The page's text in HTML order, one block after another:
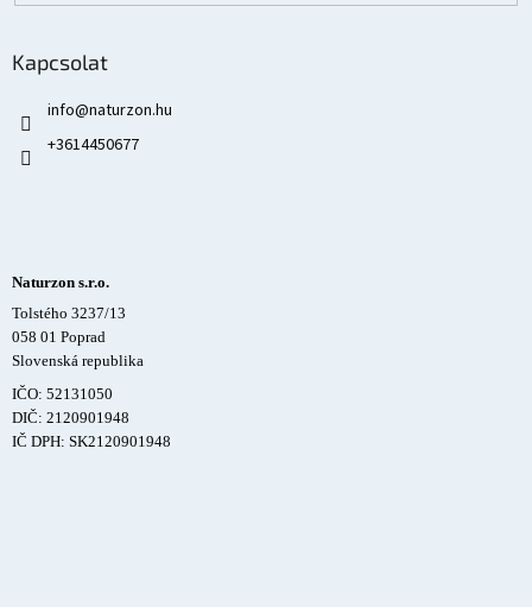
Kapcsolat
info@naturzon.hu
+3614450677
Naturzon s.r.o.
Tolstého 3237/13
058 01 Poprad
Slovenská republika
IČO: 52131050
DIČ: 2120901948
IČ DPH: SK2120901948